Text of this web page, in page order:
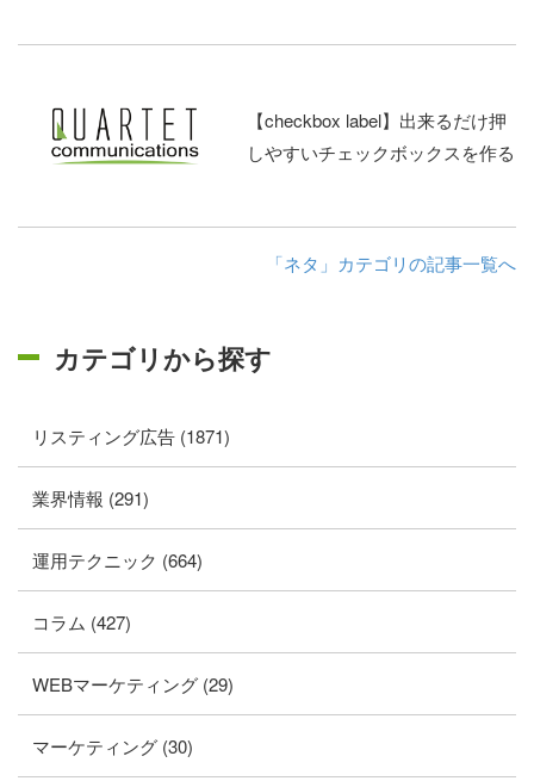
【checkbox label】出来るだけ押
しやすいチェックボックスを作る
「ネタ」カテゴリの記事一覧へ
カテゴリから探す
リスティング広告 (1871)
業界情報 (291)
運用テクニック (664)
コラム (427)
WEBマーケティング (29)
マーケティング (30)